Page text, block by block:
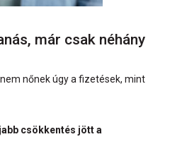
már csak néhány
nőnek úgy a fizetések, mint
csökkentés jött a